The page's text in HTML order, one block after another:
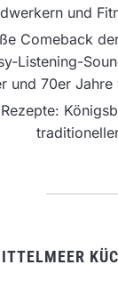
und
Comeback
Listening-
und 70er